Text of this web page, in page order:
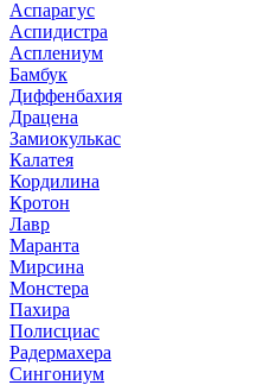
Аспарагус
Аспидистра
Асплениум
Бамбук
Диффенбахия
Драцена
Замиокулькас
Калатея
Кордилина
Кротон
Лавр
Маранта
Мирсина
Монстера
Пахира
Полисциас
Радермахера
Сингониум